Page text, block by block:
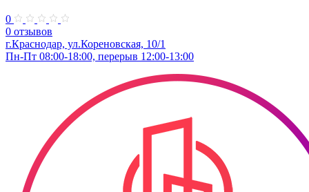
0
0 отзывов
г.Краснодар, ул.Кореновская, 10/1
Пн-Пт 08:00-18:00, перерыв 12:00-13:00